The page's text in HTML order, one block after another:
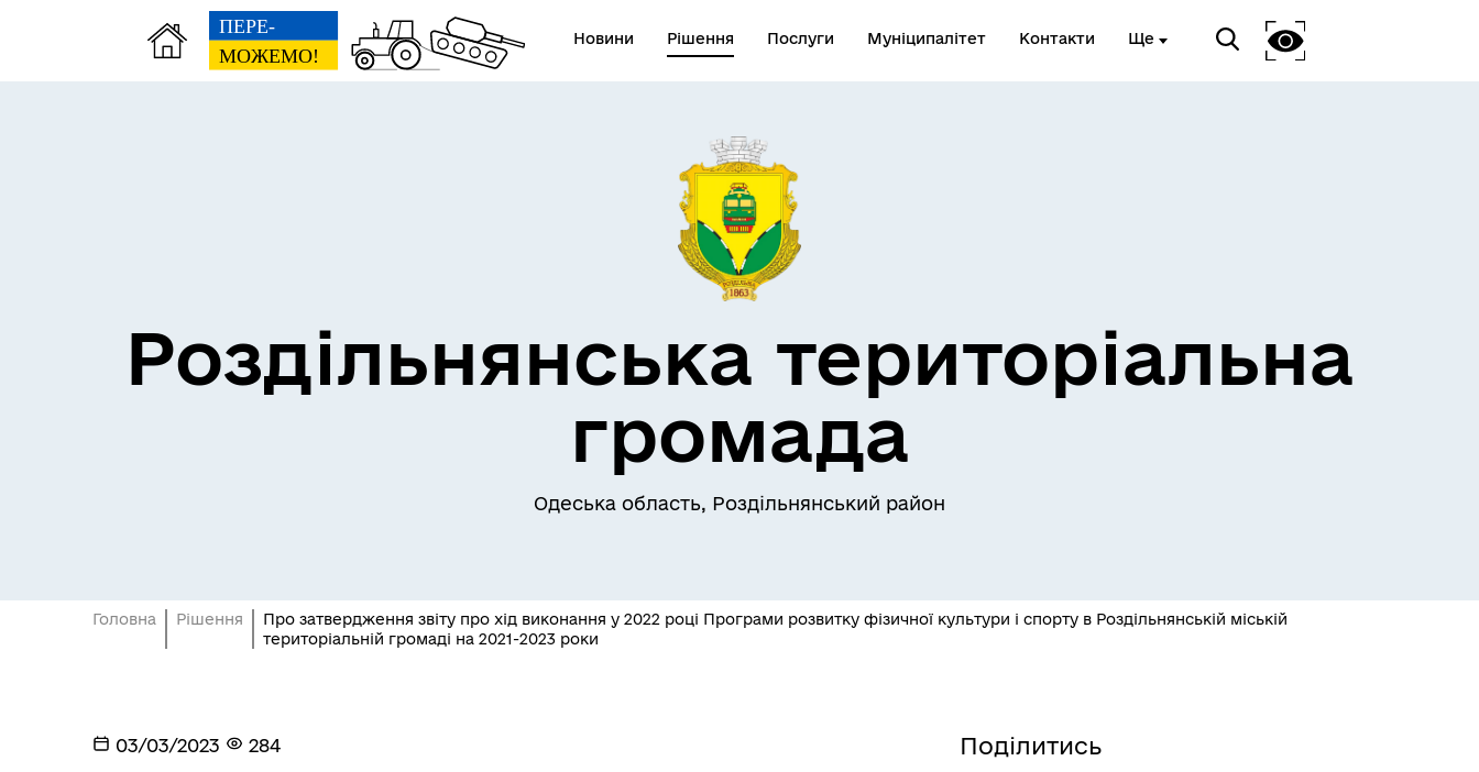
Новини Рішення Послуги Муніципалітет Контакти Ще
Роздільнянська територіальна
громада
Одеська область, Роздільнянський район
Головна Рішення
Про затвердження звіту про хід виконання у 2022 році Програми розвитку фізичної культури і спорту в Роздільнянській міській
територіальній громаді на 2021-2023 роки
03/03/2023 284 Поділитись